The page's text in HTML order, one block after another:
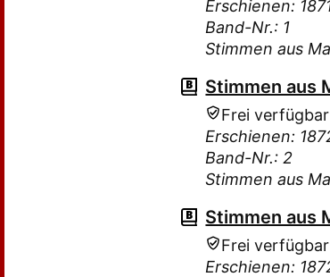
Erschienen:
Band-Nr.: 1
Stimmen aus
Stimmen aus
Frei verfügbar
Erschienen:
Band-Nr.: 2
Stimmen aus
Stimmen aus
Frei verfügbar
Erschienen: